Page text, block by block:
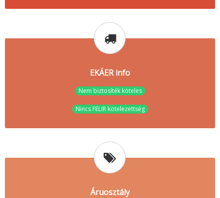
EKÁER info
Nem biztosíték köteles
Nincs FELIR kötelezettség
Áruosztály